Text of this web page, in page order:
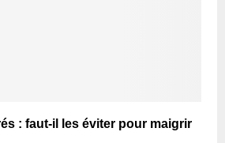
: faut-il les éviter pour maigrir